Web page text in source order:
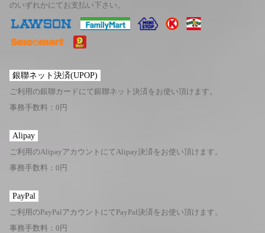
のいずれかにてお支払い下さい。
銀聯ネット決済(UPOP)
ご利用の銀聯カードにて銀聯ネット決済をお使い頂けます。
事務手数料：0円
Alipay
ご利用のAlipayアカウントにてAlipay決済をお使い頂けます。
事務手数料：0円
PayPal
ご利用のPayPalアカウントにてPayPal決済をお使い頂けます。
事務手数料：0円